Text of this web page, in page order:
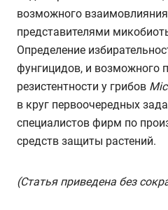
возможного
представителями
Определение
фунгицидов, и возможного
резистентности у грибов
в круг первоочередных
специалистов фирм по
средств защиты растений.
(Статья приведена без